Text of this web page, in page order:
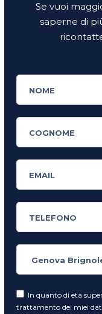
Se vuoi
saperne di
In quanto di età
trattamento dei miei